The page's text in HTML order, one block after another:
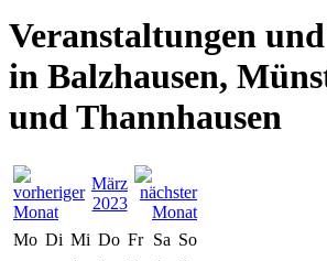
Veranstaltungen
in Balzhausen,
und Thannhausen
März
2023
Mo Di Mi Do Fr Sa So